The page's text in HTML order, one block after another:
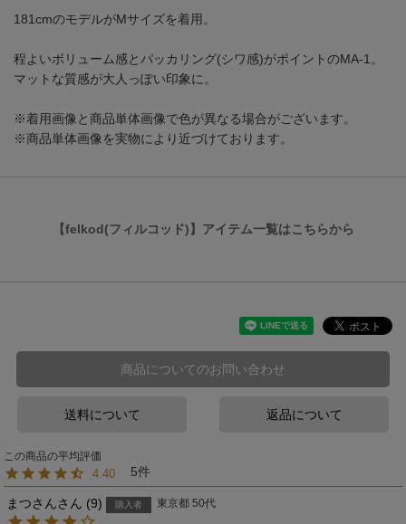
181cmのモデルがMサイズを着用。
程よいボリューム感とパッカリング(シワ感)がポイントのMA-1。
マットな質感が大人っぽい印象に。
※着用画像と商品単体画像で色が異なる場合がございます。
※商品単体画像を実物により近づけております。
【felkod(フィルコッド)】アイテム一覧はこちらから
商品についてのお問い合わせ
送料について 返品について
4.40 5
まつさん 9 購入者 東京都 50代